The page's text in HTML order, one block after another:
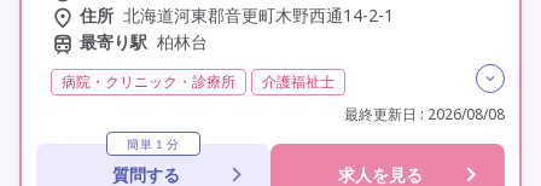
住所 北海道河東郡音更町木野西通14-2-1
最寄り駅 柏林台
病院・クリニック・診療所
介護福祉士
常勤
社会保険完備
交通費支給
年間休日110日以上
学歴不問
定年60歳以上
最終更新日 : 2026/08/08
簡単１分
質問する 求人を見る